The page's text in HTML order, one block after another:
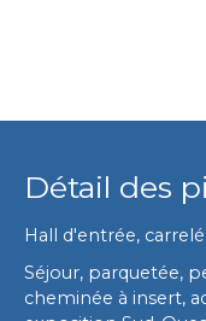
Détail des
Hall d'entrée,
Séjour, parquetée,
cheminée à insert,